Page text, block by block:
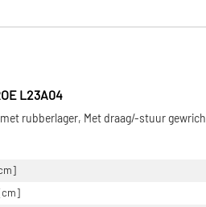
L23A04
met rubberlager, Met draag/-stuur